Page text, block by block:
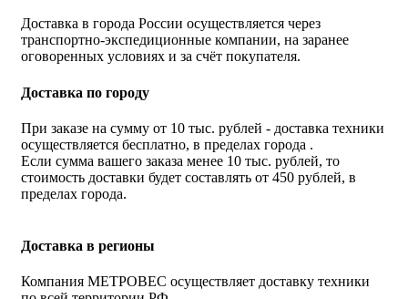
Доставка в города России осуществляется через
транспортно-экспедиционные компании, на заранее
оговоренных условиях и за счёт покупателя.
Доставка по городу
При заказе на сумму от 10 тыс. рублей - доставка техники
осуществляется бесплатно, в пределах города .
Если сумма вашего заказа менее 10 тыс. рублей, то
стоимость доставки будет составлять от 450 рублей, в
пределах города.
Доставка в регионы
Компания МЕТРОВЕС осуществляет доставку техники